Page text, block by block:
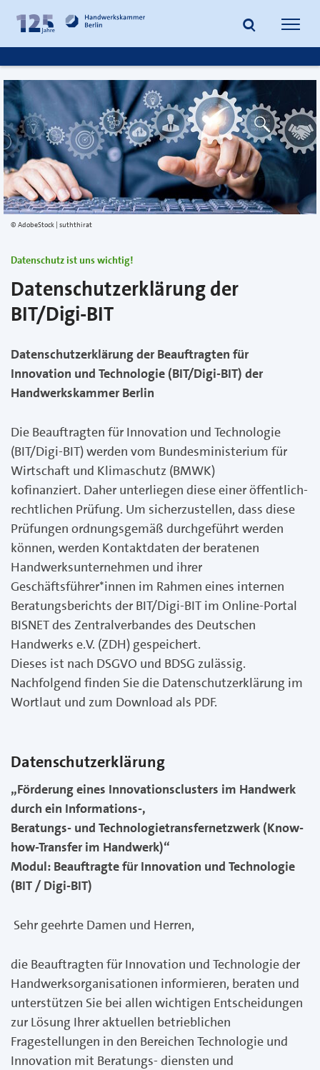
Inhalt
springen
Fußzeile
springen
Suche
AdobeStock | suththirat
Datenschutz ist uns wichtig!
Datenschutzerklärung der
BIT/Digi-BIT
Datenschutzerklärung der Beauftragten für
Innovation und Technologie (BIT/Digi-BIT) der
Handwerkskammer Berlin
Die Beauftragten für Innovation und Technologie
(BIT/Digi-BIT) werden vom Bundesministerium für
Wirtschaft und Klimaschutz (BMWK)
kofinanziert. Daher unterliegen diese einer öffentlich-
rechtlichen Prüfung. Um sicherzustellen, dass diese
Prüfungen ordnungsgemäß durchgeführt werden
können, werden Kontaktdaten der beratenen
Handwerksunternehmen und ihrer
Geschäftsführer*innen im Rahmen eines internen
Beratungsberichts der BIT/Digi-BIT im Online-Portal
BISNET des Zentralverbandes des Deutschen
Handwerks e.V. (ZDH) gespeichert.
Dieses ist nach DSGVO und BDSG zulässig.
Nachfolgend finden Sie die Datenschutzerklärung im
Wortlaut und zum Download als PDF.
Datenschutzerklärung
„Förderung eines Innovationsclusters im Handwerk
durch ein Informations-,
Beratungs- und Technologietransfernetzwerk (Know-
how-Transfer im Handwerk)“
Modul: Beauftragte für Innovation und Technologie
(BIT / Digi-BIT)
Sehr geehrte Damen und Herren,
die Beauftragten für Innovation und Technologie der
Handwerksorganisationen informieren, beraten und
unterstützen Sie bei allen wichtigen Entscheidungen
zur Lösung Ihrer aktuellen betrieblichen
Fragestellungen in den Bereichen Technologie und
Innovation mit Beratungs- diensten und